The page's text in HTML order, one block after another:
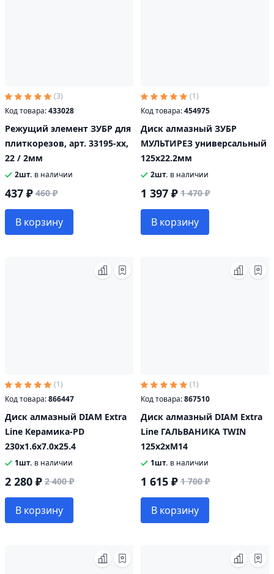
(3)
Код товара:433028
Режущий элемент ЗУБР для
плиткорезов, арт. 33195-хх,
22 / 2мм
2шт. в наличии
437 ₽ 460 ₽
В корзину
(1)
Код товара:454975
Диск алмазный ЗУБР
МУЛЬТИРЕЗ универсальный
125х22.2мм
2шт. в наличии
1 397 ₽ 1 470 ₽
В корзину
(1)
Код товара:866447
Диск алмазный DIAM Extra
Line Керамика-PD
230x1.6x7.0x25.4
1шт. в наличии
2 280 ₽ 2 400 ₽
В корзину
(1)
Код товара:867510
Диск алмазный DIAM Extra
Line ГАЛЬВАНИКА TWIN
125х2хМ14
1шт. в наличии
1 615 ₽ 1 700 ₽
В корзину